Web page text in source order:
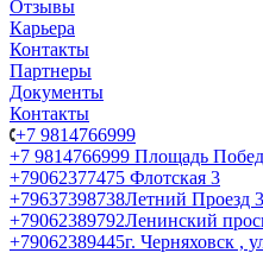
Отзывы
Карьера
Контакты
Партнеры
Документы
Контакты
+7 9814766999
+7 9814766999 Площадь
+79062377475 Флотская 3
+79637398738Летний Проезд
+79062389792Ленинский
+79062389445г. Черняховск ,